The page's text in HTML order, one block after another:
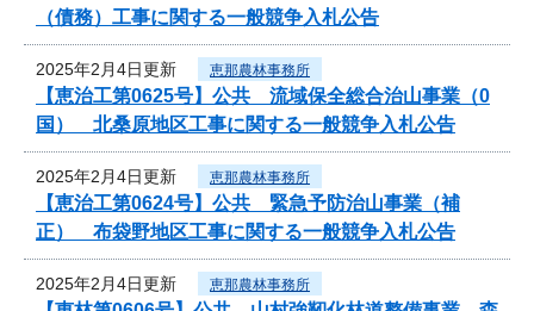
（債務）工事に関する一般競争入札公告
2025年2月4日更新 恵那農林事務所
【恵治工第0625号】公共 流域保全総合治山事業（0
国） 北桑原地区工事に関する一般競争入札公告
2025年2月4日更新 恵那農林事務所
【恵治工第0624号】公共 緊急予防治山事業（補
正） 布袋野地区工事に関する一般競争入札公告
2025年2月4日更新 恵那農林事務所